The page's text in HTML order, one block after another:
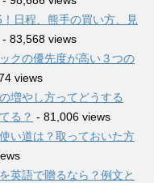
日程、熊手の買い方、見
- 83,568 views
クの優先度が高い３つの
views
増やし方ってどうする
る？ - 81,006 views
い道は？取っておいた方
英語で贈るなら？例文と